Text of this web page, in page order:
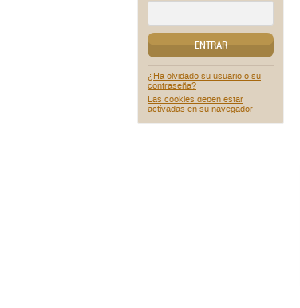
ENTRAR
¿Ha olvidado su usuario o su
contraseña?
Las cookies deben estar
activadas en su navegador